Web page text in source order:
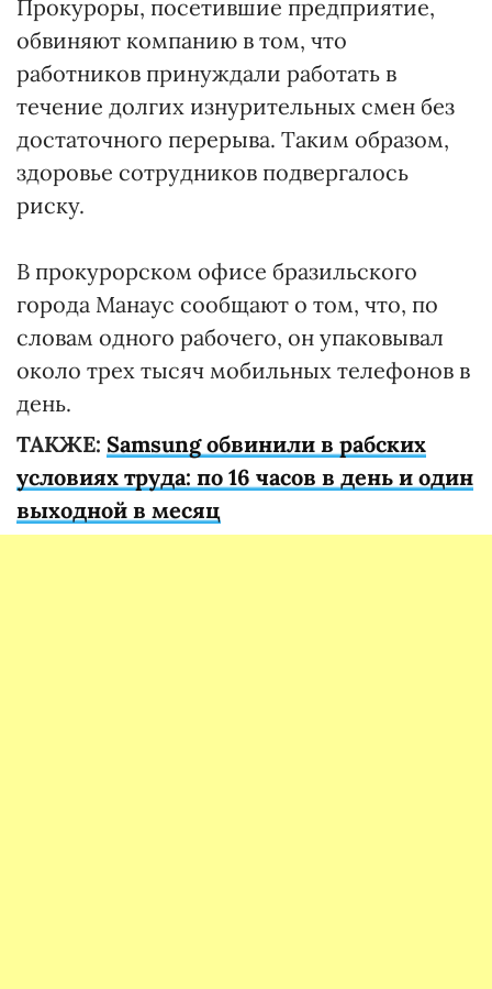
Прокуроры, посетившие предприятие,
обвиняют компанию в том, что
работников принуждали работать в
течение долгих изнурительных смен без
достаточного перерыва. Таким образом,
здоровье сотрудников подвергалось
риску.
В прокурорском офисе бразильского
города Манаус сообщают о том, что, по
словам одного рабочего, он упаковывал
около трех тысяч мобильных телефонов в
день.
ТАКЖЕ: Samsung обвинили в рабских
условиях труда: по 16 часов в день и один
выходной в месяц